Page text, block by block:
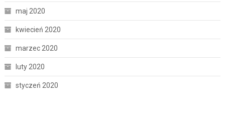
maj 2020
kwiecień 2020
marzec 2020
luty 2020
styczeń 2020